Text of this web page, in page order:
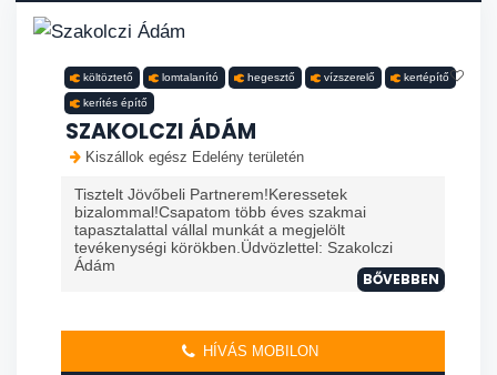
költöztető lomtalanító hegesztő vízszerelő kertépítő
kerítés építő
SZAKOLCZI ÁDÁM
Kiszállok egész Edelény területén
Tisztelt Jövőbeli Partnerem!Keressetek
bizalommal!Csapatom több éves szakmai
tapasztalattal vállal munkát a megjelölt
tevékenységi körökben.Üdvözlettel: Szakolczi
Ádám
BŐVEBBEN
HÍVÁS MOBILON